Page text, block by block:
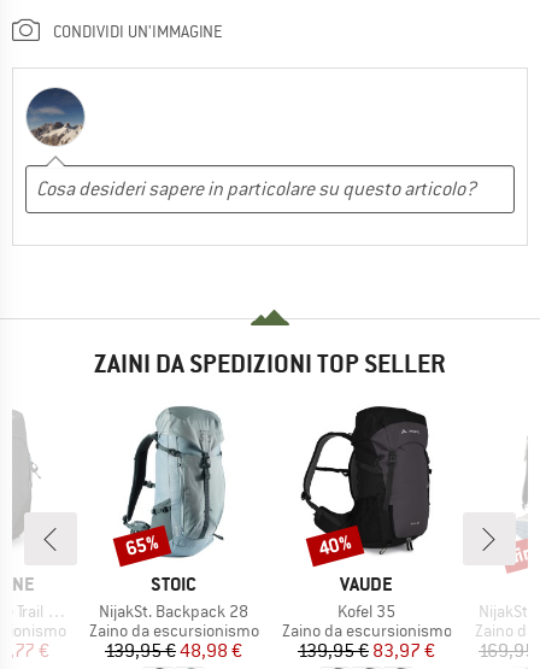
CONDIVIDI UN'IMMAGINE
ZAINI DA SPEDIZIONI TOP SELLER
ND28
ridotto
€
MARCHIO
STOIC
Articolo
NijakSt. Backpack 28
Gruppo di prodotti
Zaino da escursionismo
Prezzo
139,95 €Prezzo ridotto
48,98 €
Sconto
65%
MARCHIO
VAUDE
Articolo
Kofel 35
Gruppo di prodotti
Zaino da escursionismo
Prezzo
139,95 €Prezzo ridotto
83,97 €
Sconto
40%
Articolo
NijakSt.
Gruppo
Zaino
169,95